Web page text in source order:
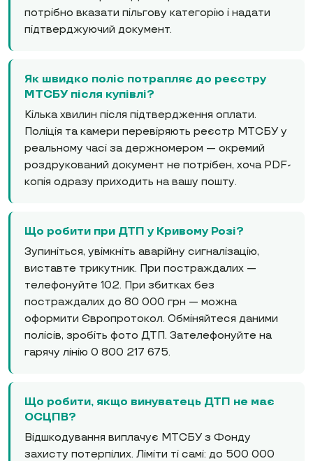
потрібно вказати пільгову категорію і надати
підтверджуючий документ.
Як швидко поліс потрапляє до реєстру
МТСБУ після купівлі?
Кілька хвилин після підтвердження оплати.
Поліція та камери перевіряють реєстр МТСБУ у
реальному часі за держномером — окремий
роздрукований документ не потрібен, хоча PDF-
копія одразу приходить на вашу пошту.
Що робити при ДТП у Кривому Розі?
Зупиніться, увімкніть аварійну сигналізацію,
виставте трикутник. При постраждалих —
телефонуйте 102. При збитках без
постраждалих до 80 000 грн — можна
оформити Європротокол. Обміняйтеся даними
полісів, зробіть фото ДТП. Зателефонуйте на
гарячу лінію 0 800 217 675.
Що робити, якщо винуватець ДТП не має
ОСЦПВ?
Відшкодування виплачує МТСБУ з Фонду
захисту потерпілих. Ліміти ті самі: до 500 000